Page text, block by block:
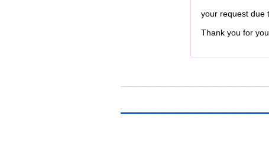
your request due
Thank you for